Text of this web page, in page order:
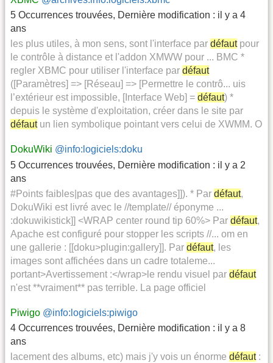
5 Occurrences trouvées, Dernière modification : il y a 4
ans
les plus utiles, à mon sens, sont l'interface par défautpour
le contrôle à distance et l'addon XMWW pour ... BMC *
regler XBMC pour utiliser l'interface par défaut
([Paramètres] => [Réseau] => [Permettre le contrô... uis
l’extérieur est impossible, [Interface Web] = défaut) *
depuis le système d'exploitation, créer dans le site par
défautun lien symbolique pointant vers celui de XWMM. O
DokuWiki @info:logiciels:doku
5 Occurrences trouvées, Dernière modification : il y a 2
ans
#Points faibles|pas que des avantages]]). * Par défaut,
DokuWiki est livré avec le //template// éponyme ...
:dokuwikistick]] <WRAP center round tip 60%> Par défaut,
Apache est configuré pour stopper les scripts //... om en
une gallerie : [[doku>plugin:gallery]]. Par défaut, les
images sont affichées dans un cadre totaleme...
portant>Avertissement :</wrap>le rendu visuel par défaut
n'est **vraiment** pas terrible. La page officiel
Piwigo @info:logiciels:piwigo
4 Occurrences trouvées, Dernière modification : il y a 8
ans
lacement des albums, etc) mais j'y vois un énorme défaut: